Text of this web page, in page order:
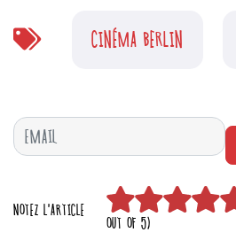
CINÉMA BERLIN
NOTEZ L'ARTICLE
OUT OF 5)